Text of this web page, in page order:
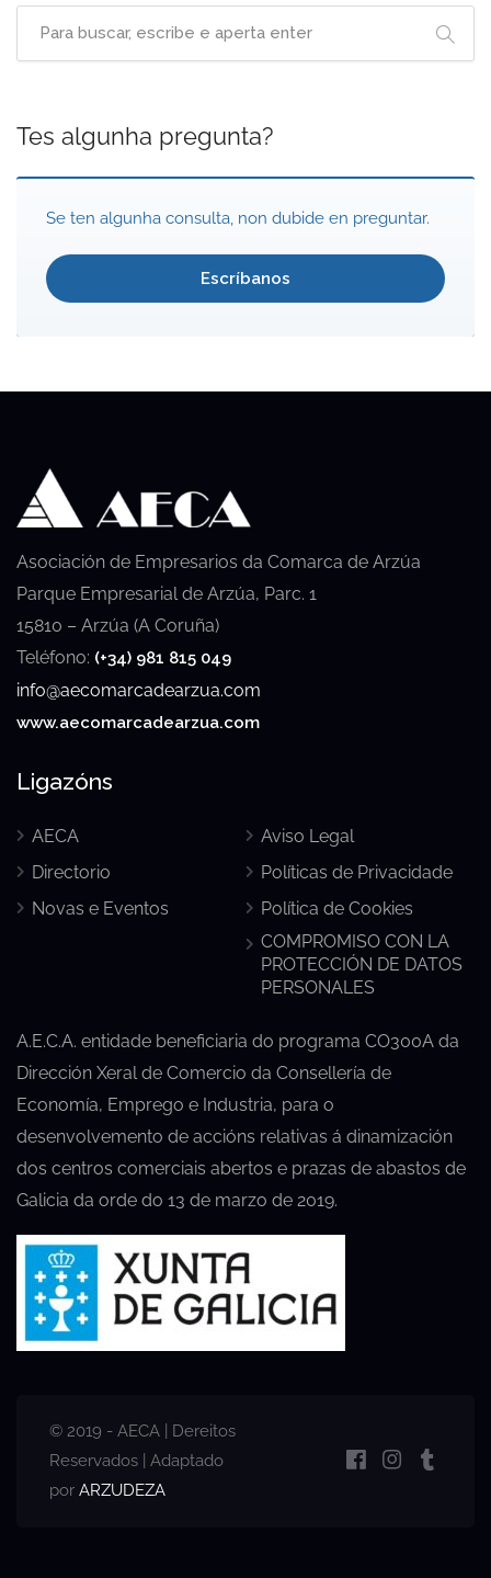
Tes algunha pregunta?
Se ten algunha consulta, non dubide en preguntar.
Escríbanos
Asociación de Empresarios da Comarca de Arzúa
Parque Empresarial de Arzúa, Parc. 1
15810 – Arzúa (A Coruña)
Teléfono: (+34) 981 815 049
info@aecomarcadearzua.com
www.aecomarcadearzua.com
Ligazóns
AECA
Directorio
Novas e Eventos
Aviso Legal
Políticas de Privacidade
Política de Cookies
COMPROMISO CON LA
PROTECCIÓN DE DATOS
PERSONALES
A.E.C.A. entidade beneficiaria do programa CO300A da
Dirección Xeral de Comercio da Consellería de
Economía, Emprego e Industria, para o
desenvolvemento de accións relativas á dinamización
dos centros comerciais abertos e prazas de abastos de
Galicia da orde do 13 de marzo de 2019.
© 2019 - AECA | Dereitos
Reservados | Adaptado
por ARZUDEZA